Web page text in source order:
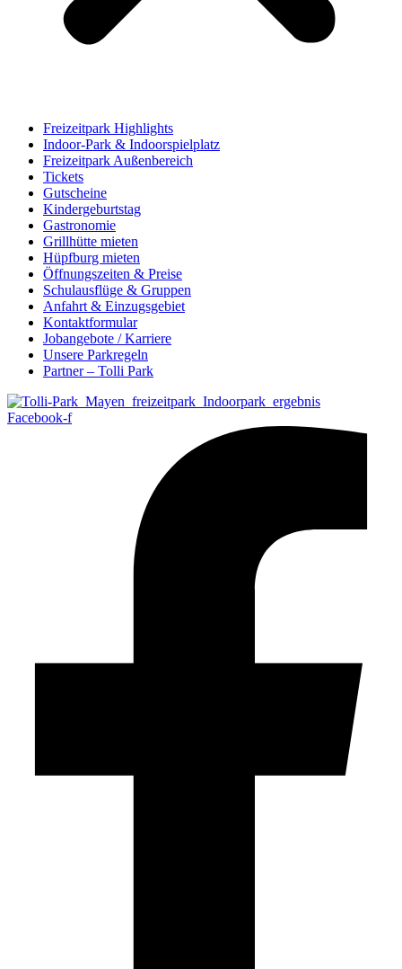
Freizeitpark Highlights
Indoor-Park & Indoorspielplatz
Freizeitpark Außenbereich
Tickets
Gutscheine
Kindergeburtstag
Gastronomie
Grillhütte mieten
Hüpfburg mieten
Öffnungszeiten & Preise
Schulausflüge & Gruppen
Anfahrt & Einzugsgebiet
Kontaktformular
Jobangebote / Karriere
Unsere Parkregeln
Partner – Tolli Park
Facebook-f